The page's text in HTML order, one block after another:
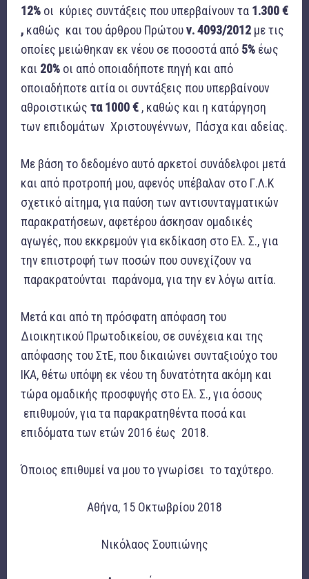
12% οι κύριες συντάξεις που υπερβαίνουν τα 1.300 €
, καθώς και του άρθρου Πρώτουν. 4093/2012 με τις
οποίες μειώθηκαν εκ νέου σε ποσοστά από 5% έως
και 20% οι από οποιαδήποτε πηγή και από
οποιαδήποτε αιτία οι συντάξεις που υπερβαίνουν
αθροιστικώς τα 1000 € , καθώς και η κατάργηση
των επιδομάτων Χριστουγέννων, Πάσχα και αδείας.
Με βάση το δεδομένο αυτό αρκετοί συνάδελφοι μετά
και από προτροπή μου, αφενός υπέβαλαν στο Γ.Λ.Κ
σχετικό αίτημα, για παύση των αντισυνταγματικών
παρακρατήσεων, αφετέρου άσκησαν ομαδικές
αγωγές, που εκκρεμούν για εκδίκαση στο Ελ. Σ., για
την επιστροφή των ποσών που συνεχίζουν να
παρακρατούνται παράνομα, για την εν λόγω αιτία.
Μετά και από τη πρόσφατη απόφαση του
Διοικητικού Πρωτοδικείου, σε συνέχεια και της
απόφασης του ΣτΕ, που δικαιώνει συνταξιούχο του
ΙΚΑ, θέτω υπόψη εκ νέου τη δυνατότητα ακόμη και
τώρα ομαδικής προσφυγής στο Ελ. Σ., για όσους
επιθυμούν, για τα παρακρατηθέντα ποσά και
επιδόματα των ετών 2016 έως 2018.
Όποιος επιθυμεί να μου το γνωρίσει το ταχύτερο.
Αθήνα, 15 Οκτωβρίου 2018
Νικόλαος Σουπιώνης